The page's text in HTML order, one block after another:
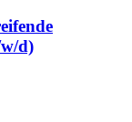
d)